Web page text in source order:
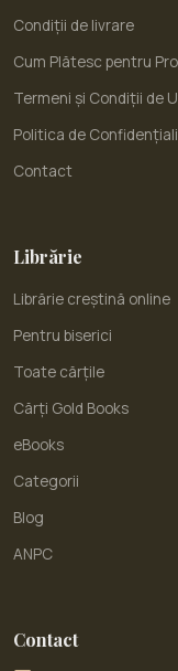
Condiții de livrare
Cum Plătesc pentru
Termeni și Condiții de
Politica de
Contact
Librărie
Librărie creștină online
Pentru biserici
Toate cărțile
Cărți Gold Books
eBooks
Categorii
Blog
ANPC
Contact